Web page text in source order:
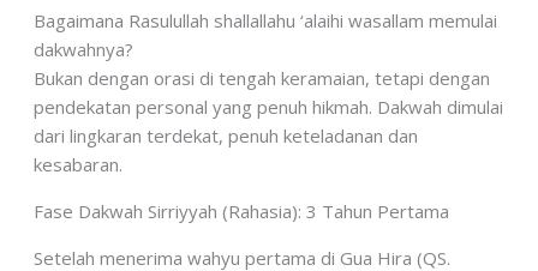
Bagaimana Rasulullah shallallahu ‘alaihi wasallam memulai
dakwahnya?
Bukan dengan orasi di tengah keramaian, tetapi dengan
pendekatan personal yang penuh hikmah. Dakwah dimulai
dari lingkaran terdekat, penuh keteladanan dan
kesabaran.
Fase Dakwah Sirriyyah (Rahasia): 3 Tahun Pertama
Setelah menerima wahyu pertama di Gua Hira (QS.